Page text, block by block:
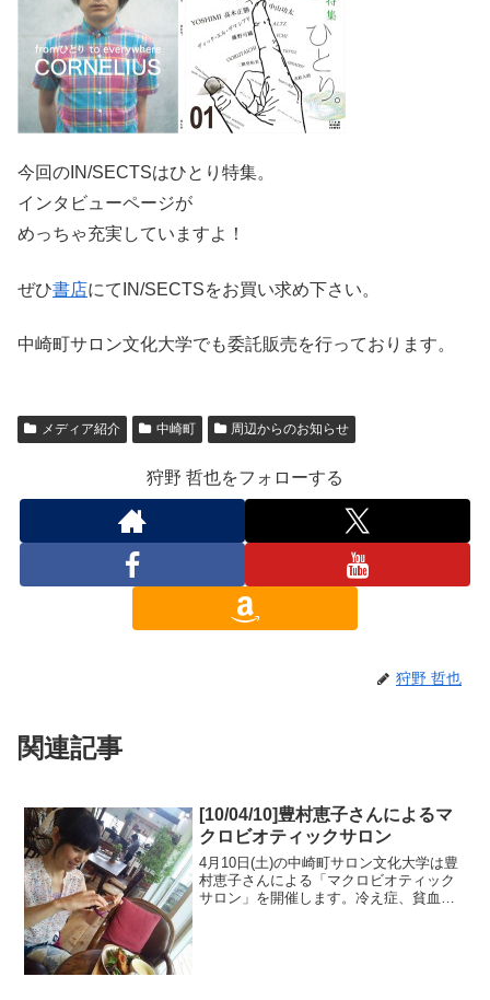
今回のIN/SECTSはひとり特集。
インタビューページが
めっちゃ充実していますよ！
ぜひ書店にてIN/SECTSをお買い求め下さい。
中崎町サロン文化大学でも委託販売を行っております。
メディア紹介 中崎町 周辺からのお知らせ
狩野 哲也をフォローする
狩野 哲也
関連記事
[10/04/10]豊村恵子さんによるマ
クロビオティックサロン
4月10日(土)の中崎町サロン文化大学は豊
村恵子さんによる「マクロビオティック
サロン」を開催します。冷え症、貧血気